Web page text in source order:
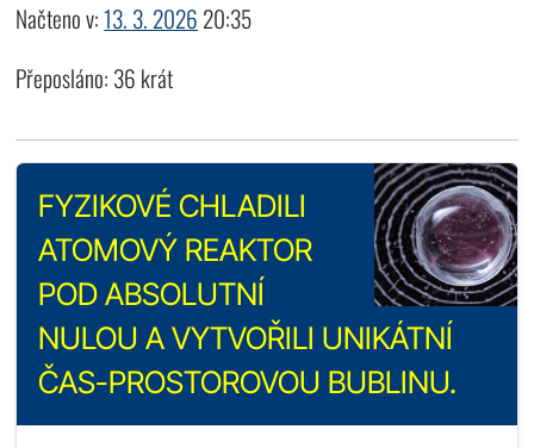
Načteno v:13. 3. 2026 20:35
Přeposláno: 36 krát
FYZIKOVÉ CHLADILI
ATOMOVÝ REAKTOR
POD ABSOLUTNÍ
NULOU A VYTVOŘILI UNIKÁTNÍ
ČAS-PROSTOROVOU BUBLINU.